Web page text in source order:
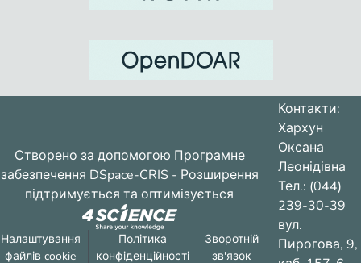
Створено за допомогою Програмне
забезпечення DSpace-CRIS - Розширення
підтримується та оптимізується
Налаштування
файлів cookie
Політика
конфіденційності
Зворотній
зв'язок
Контакти:
Хархун
Оксана
Леонідівна
Тел.: (044)
239-30-39
вул.
Пирогова, 9,